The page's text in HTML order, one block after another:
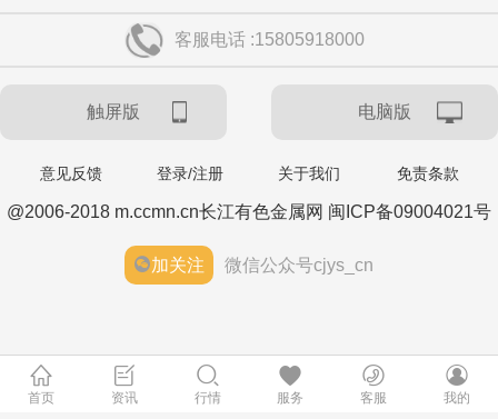
客服电话 :15805918000
触屏版 电脑版
意见反馈 登录/注册 关于我们 免责条款
@2006-2018 m.ccmn.cn长江有色金属网 闽ICP备09004021号
加关注 微信公众号cjys_cn
首页 资讯 行情 服务 客服 我的